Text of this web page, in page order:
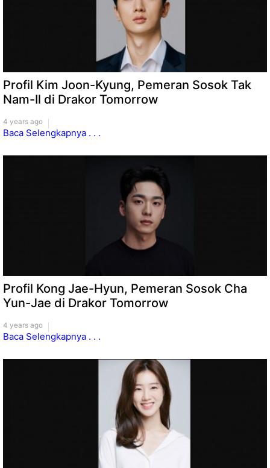
Profil Kim Joon-Kyung, Pemeran Sosok Tak
Nam-Il di Drakor Tomorrow
4 years ago
Baca Selengkapnya . . .
Profil Kong Jae-Hyun, Pemeran Sosok Cha
Yun-Jae di Drakor Tomorrow
4 years ago
Baca Selengkapnya . . .